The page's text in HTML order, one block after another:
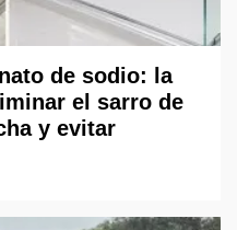
de sodio: la
el sarro de
y evitar